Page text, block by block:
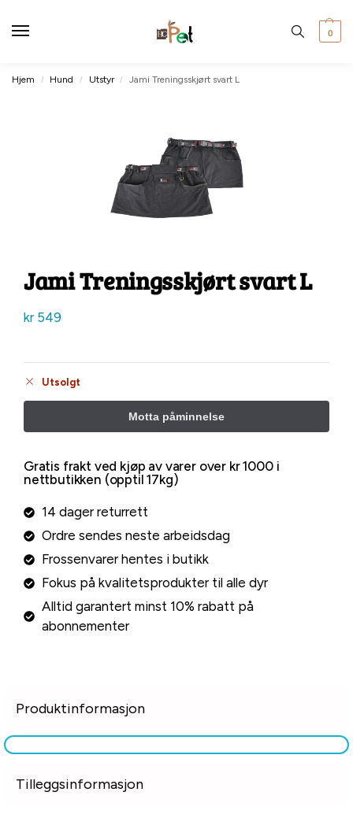
0
Hjem / Hund / Utstyr / Jami Treningsskjørt svart L
Jami Treningsskjørt svart L
kr549
Utsolgt
Gratis frakt ved kjøp av varer over kr 1000 i
nettbutikken (opptil 17kg)
14 dager returrett
Ordre sendes neste arbeidsdag
Frossenvarer hentes i butikk
Fokus på kvalitetsprodukter til alle dyr
Alltid garantert minst 10% rabatt på
abonnementer
Produktinformasjon
Tilleggsinformasjon